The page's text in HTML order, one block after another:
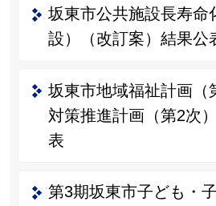
坂東市公共施設長寿命
設）（改訂案）結果公
坂東市地域福祉計画（
対策推進計画（第2次
表
第3期坂東市子ども・